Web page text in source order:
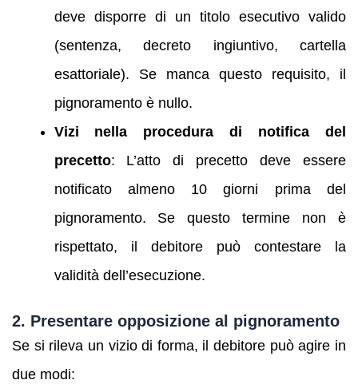
deve disporre di un titolo esecutivo valido
(sentenza, decreto ingiuntivo, cartella
esattoriale). Se manca questo requisito, il
pignoramento è nullo.
Vizi nella procedura di notifica del
precetto: L’atto di precetto deve essere
notificato almeno 10 giorni prima del
pignoramento. Se questo termine non è
rispettato, il debitore può contestare la
validità dell’esecuzione.
2. Presentare opposizione al pignoramento
Se si rileva un vizio di forma, il debitore può agire in
due modi: